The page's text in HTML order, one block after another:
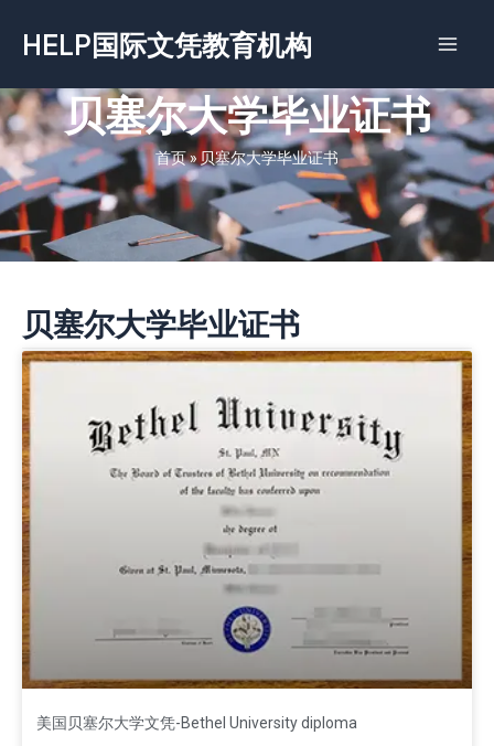
容
HELP国际文凭教育机构
贝塞尔大学毕业证书
首页»贝塞尔大学毕业证书
贝塞尔大学毕业证书
美国贝塞尔大学文凭-Bethel University diploma